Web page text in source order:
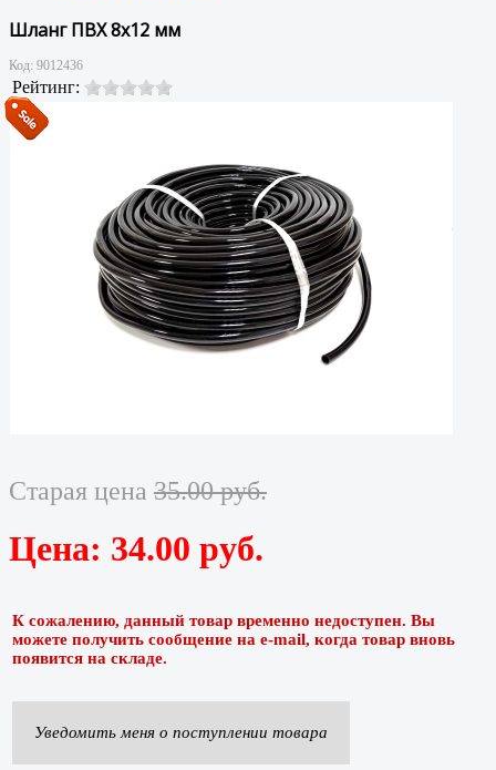
Шланг ПВХ 8x12 мм
Код: 9012436
Рейтинг:
Старая цена 35.00 руб.
Цена: 34.00 руб.
К сожалению, данный товар временно недоступен. Вы
можете получить сообщение на e-mail, когда товар вновь
появится на складе.
Уведомить меня о поступлении товара